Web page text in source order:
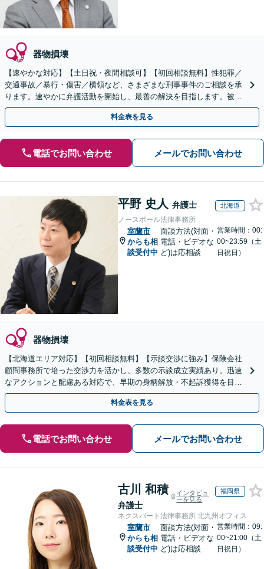
器物損壊
【速やかな対応】【土日祝・夜間相談可】【初回相談無料】性犯罪／
交通事故／暴行・傷害／横領など、さまざまな刑事事件のご相談を承
ります。速やかに弁護活動を開始し、最善の解決を目指します。被害
者の方との示談交渉もお任せください。
料金表を見る
電話でお問い合わせ メールでお問い合わせ
平野 史人 弁護士 北海道
ノースポール法律事務所
室蘭市
からも相
談受付中
面談方法(対面・
電話・ビデオな
ど)は応相談
営業時間：00:
00~23:59（土
日祝日）
器物損壊
【北海道エリア対応】【初回相談無料】【示談交渉に強み】保険会社
顧問事務所で培った交渉力を活かし、多数の示談成立実績あり。迅速
なアクションと配慮ある対応で、早期の身柄解放・不起訴獲得を目指
します【電話相談OK】【即日接見】
料金表を見る
電話でお問い合わせ メールでお問い合わせ
古川 和積
弁護士
インタビュ
ーを見る
福岡県
ネクスパート法律事務所 北九州オフィス
室蘭市
からも相
談受付中
面談方法(対面・
電話・ビデオな
ど)は応相談
営業時間：09:
00~21:00（土
日祝日）